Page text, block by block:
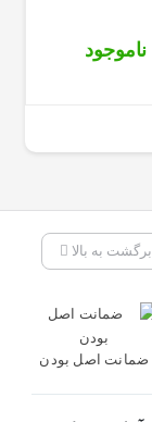
ناموجود
برگشت به بالا
ضمانت اصل بودن